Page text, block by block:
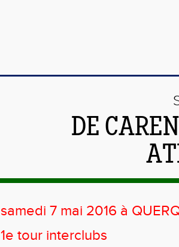
DE
samedi 7 mai 2016 à
1e tour interclubs